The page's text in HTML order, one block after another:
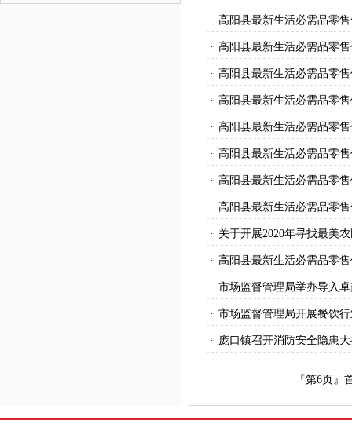
· 高阳县最新生活必需品零
· 高阳县最新生活必需品零
· 高阳县最新生活必需品零
· 高阳县最新生活必需品零
· 高阳县最新生活必需品零
· 高阳县最新生活必需品零
· 高阳县最新生活必需品零
· 高阳县最新生活必需品零
· 关于开展2020年寻找最美
· 高阳县最新生活必需品零
· 市场监督管理局举办导入
· 市场监督管理局开展餐饮
· 庞口镇召开消防安全隐患
『第6页』